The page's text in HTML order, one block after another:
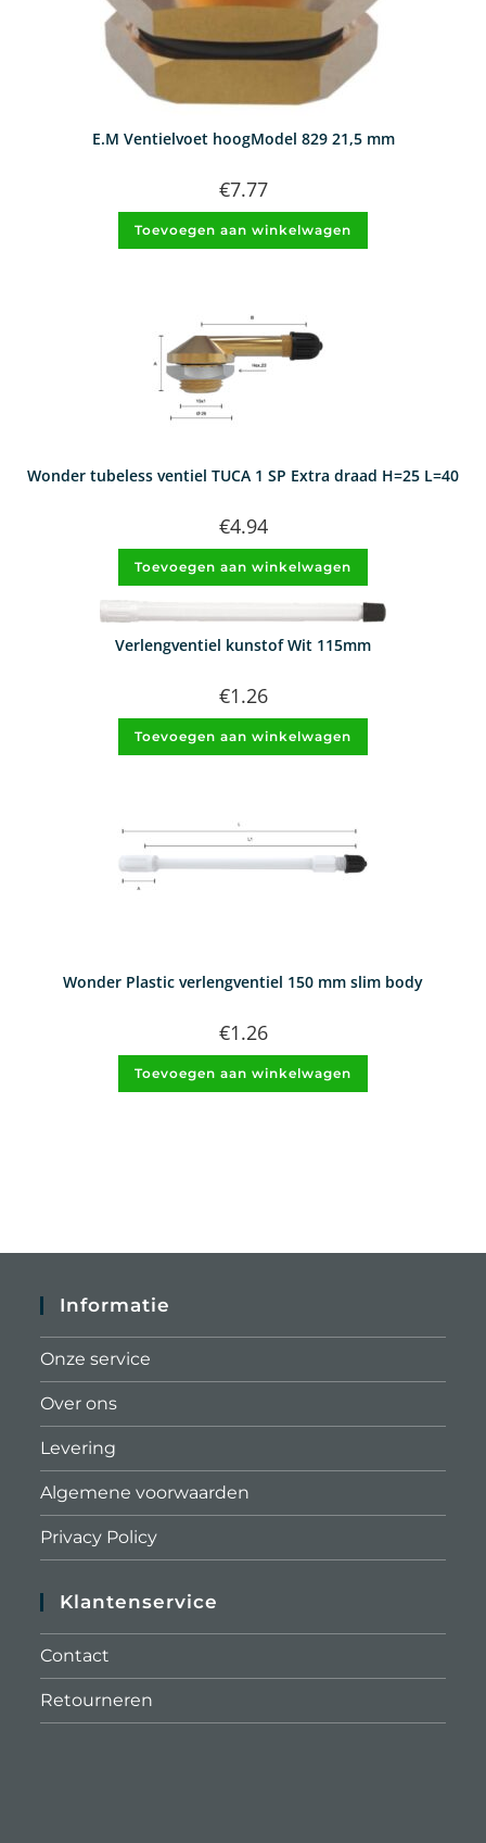
E.M Ventielvoet hoogModel 829 21,5 mm
€7.77
Toevoegen aan winkelwagen
Wonder tubeless ventiel TUCA 1 SP Extra draad H=25 L=40
€4.94
Toevoegen aan winkelwagen
Verlengventiel kunstof Wit 115mm
€1.26
Toevoegen aan winkelwagen
Wonder Plastic verlengventiel 150 mm slim body
€1.26
Toevoegen aan winkelwagen
Informatie
Onze service
Over ons
Levering
Algemene voorwaarden
Privacy Policy
Klantenservice
Contact
Retourneren